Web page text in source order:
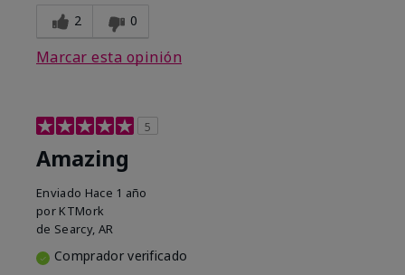
2 0
Marcar esta opinión
5
Amazing
Enviado Hace 1 año
por KTMork
de Searcy, AR
Comprador verificado